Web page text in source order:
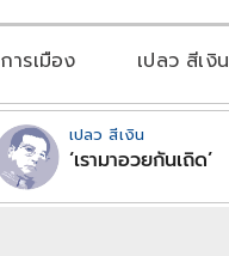
การเมือง เปลว สีเงิน
เปลว สีเงิน
‘เรามาอวยกันเถิด’